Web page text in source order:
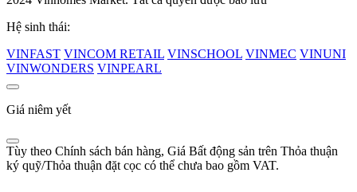
Hệ sinh thái:
VINFAST VINCOM RETAIL VINSCHOOL VINMEC VINUNI
VINWONDERS VINPEARL
Giá niêm yết
Tùy theo Chính sách bán hàng, Giá Bất động sản trên Thỏa thuận
ký quỹ/Thỏa thuận đặt cọc có thể chưa bao gồm VAT.